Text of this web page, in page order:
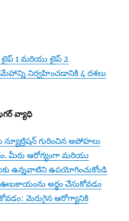
1 మరియు టైప్ 2
నిర్వహించడానికి 4 దశలు
వ్యాధి
న్యూట్రిషన్ గురించిన అపోహలు
మీరు ఆరోగ్యంగా మరియు
ఉన్నవాటిని ఉపయోగించుకోండి
అర్థం చేసుకోవడం
మెరుగైన ఆరోగ్యానికి